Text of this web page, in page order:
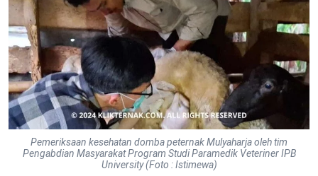
Pemeriksaan kesehatan domba peternak Mulyaharja oleh tim
Pengabdian Masyarakat Program Studi Paramedik Veteriner IPB
University (Foto : Istimewa)